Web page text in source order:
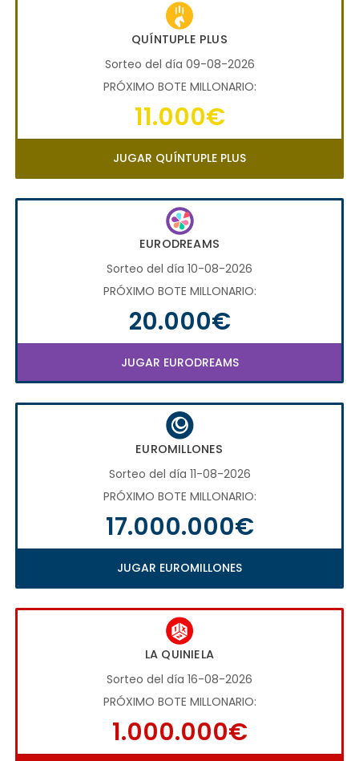
QUÍNTUPLE PLUS
Sorteo del día 09-08-2026
PRÓXIMO BOTE MILLONARIO:
11.000€
JUGAR QUÍNTUPLE PLUS
EURODREAMS
Sorteo del día 10-08-2026
PRÓXIMO BOTE MILLONARIO:
20.000€
JUGAR EURODREAMS
EUROMILLONES
Sorteo del día 11-08-2026
PRÓXIMO BOTE MILLONARIO:
17.000.000€
JUGAR EUROMILLONES
LA QUINIELA
Sorteo del día 16-08-2026
PRÓXIMO BOTE MILLONARIO:
1.000.000€